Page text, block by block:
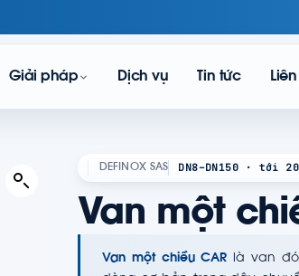
Giải pháp Dịch vụ Tin tức
DEFINOX SAS DN8–DN150 · tới
Van một
Van một chiều CAR là van